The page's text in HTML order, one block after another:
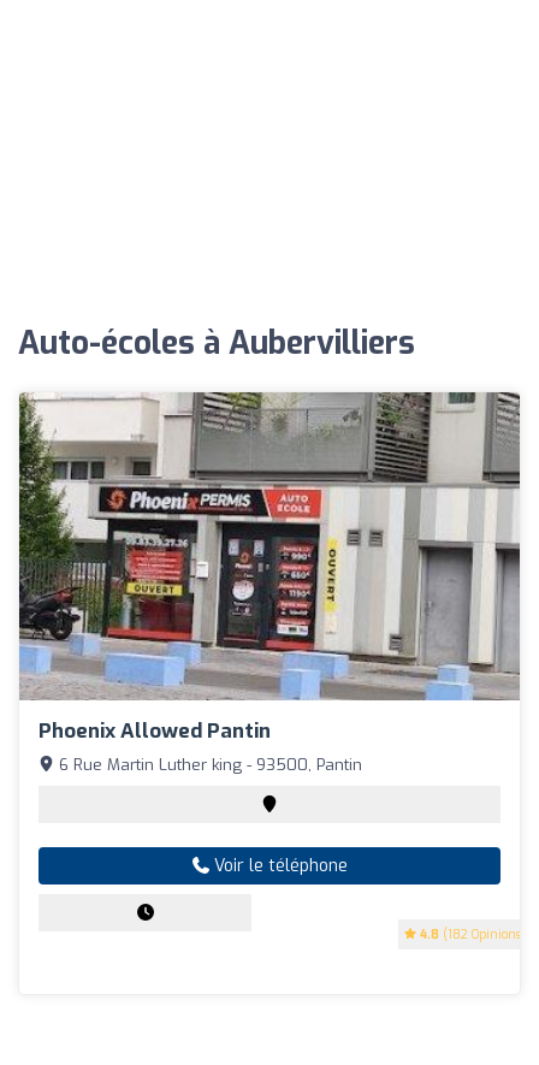
Auto-écoles à Aubervilliers
Phoenix Allowed Pantin
4.8 (182 Opinions)
6 Rue Martin Luther king - 93500, Pantin
Voir le téléphone